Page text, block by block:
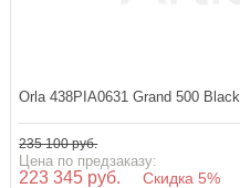
Orla 438PIA0631 Grand 500 Black
235 100 руб.
Цена по предзаказу:
223 345 руб. Скидка 5%